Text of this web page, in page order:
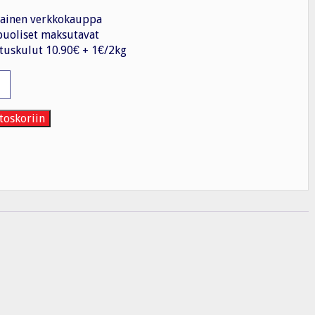
verkkokauppa
maksutavat
10.90€ + 1€/2kg